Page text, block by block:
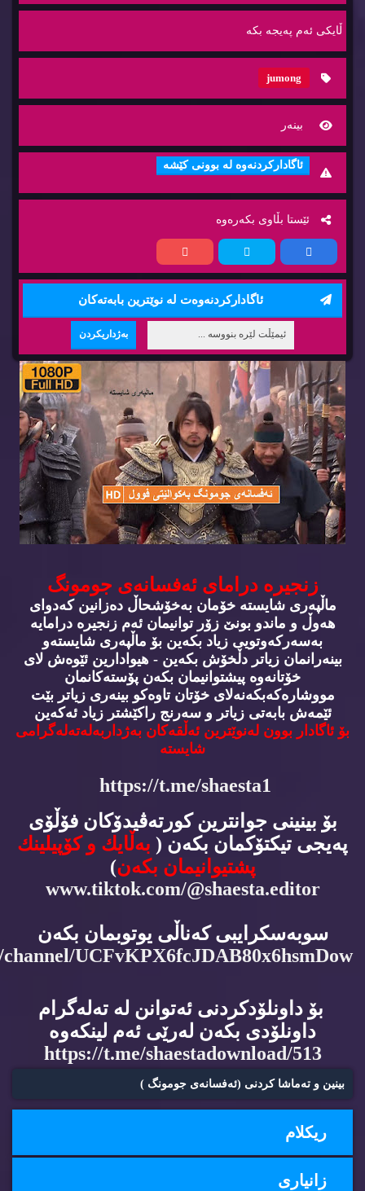
ڵایكی ئه‌م په‌یجه‌ بكه‌
jumong
بینه‌ر
ئاگاداركردنه‌وه‌ له‌ بوونی كێشه‌
ئێستا بڵاوی بكه‌ره‌وه‌
ئاگاداركردنه‌وه‌ت له‌ نوێترین بابه‌ته‌كان
زنجیره‌ درامای ئه‌فسانه‌ی جومونگ
ماڵپه‌ری شایسته‌ خۆمان به‌خۆشحاڵ ده‌زانین كه‌دوای
هه‌وڵ و ماندو بونێ زۆر توانیمان ئه‌م زنجیره‌ درامایه‌
به‌سه‌ركه‌وتویی زیاد بكه‌ین بۆ ماڵپه‌ری شایسته‌و
بینه‌رانمان زیاتر دڵخۆش بكه‌ین - هیوادارین ئێوه‌ش لای
خۆتانه‌وه‌ پیشتوانیمان بكه‌ن پۆسته‌كانمان
مووشاره‌كه‌بكه‌نه‌لای خۆتان تاوه‌كو بینه‌ری زیاتر بێت
ئێمه‌ش بابه‌تی زیاتر و سه‌رنج راكێشتر زیاد ئه‌كه‌ین
بۆ ئاگادار بوون له‌نوێترین ئه‌ڵقه‌كان به‌ژداربه‌له‌ته‌له‌گرامی
شایسته‌
https://t.me/shaesta1
بۆ بینینی جوانترین كورته‌ڤیدۆكان فۆڵۆی
په‌یجی تیكتۆكمان بكه‌ن ( به‌ڵایك و كۆپیلینك
پشتیوانیمان بكه‌ن)
www.tiktok.com/@shaesta.editor
سوبه‌سكرایبی كه‌ناڵی یوتوبمان بكه‌ن
UCFvKPX6fcJDAB80x6hsmDow
بۆ داونلۆدكردنی ئه‌توانن له‌ ته‌له‌گرام
داونلۆدی بكه‌ن له‌رێی ئه‌م لینكه‌وه‌
https://t.me/shaestadownload/513
بینین و ته‌ماشا كردنی (ئه‌فسانه‌ی جومونگ )
ریكلام
زانیاری